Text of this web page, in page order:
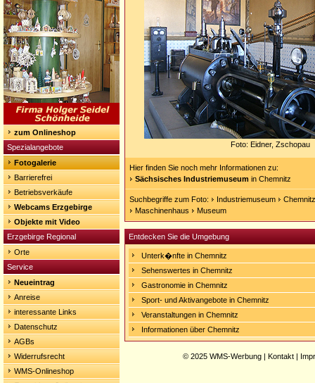
zum Onlineshop
Spezialangebote
Fotogalerie
Barrierefrei
Betriebsverkäufe
Webcams Erzgebirge
Objekte mit Video
Erzgebirge Regional
Orte
Service
Neueintrag
Anreise
interessante Links
Datenschutz
AGBs
Widerrufsrecht
WMS-Onlineshop
Foto: Eidner, Zschopau
Hier finden Sie noch mehr Informationen zu:
Sächsisches Industriemuseum in Chemnitz
Suchbegriffe zum Foto: Industriemuseum
Chemnitz
Maschinenhaus
Museum
Entdecken Sie die Umgebung
Unterk�nfte in Chemnitz
Sehenswertes in Chemnitz
Gastronomie in Chemnitz
Sport- und Aktivangebote in Chemnitz
Veranstaltungen in Chemnitz
Informationen über Chemnitz
© 2025 WMS-Werbung | Kontakt |